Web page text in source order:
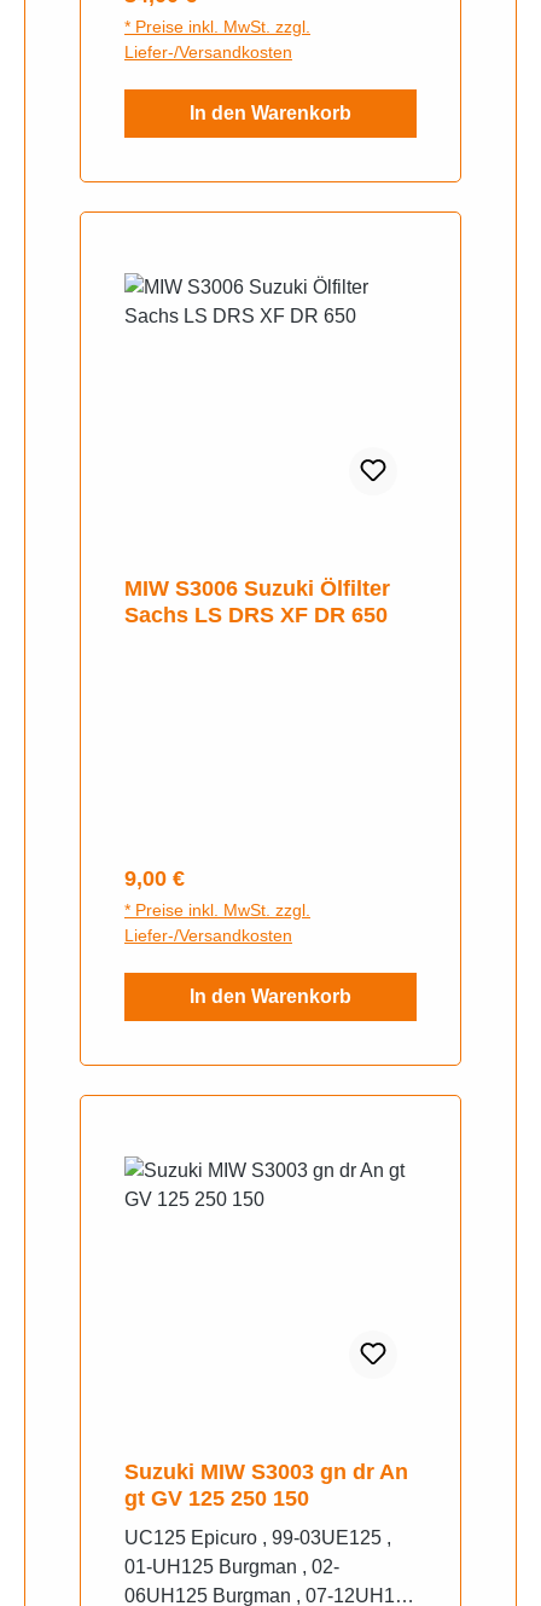
* Preise inkl. MwSt. zzgl.
Liefer-/Versandkosten
In den Warenkorb
MIW S3006 Suzuki Ölfilter
Sachs LS DRS XF DR 650
Regulärer Preis:
9,00 €
* Preise inkl. MwSt. zzgl.
Liefer-/Versandkosten
In den Warenkorb
Suzuki MIW S3003 gn dr An
gt GV 125 250 150
UC125 Epicuro , 99-03UE125 ,
01-UH125 Burgman , 02-
06UH125 Burgman , 07-12UH125